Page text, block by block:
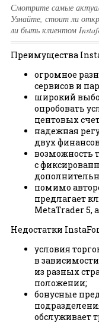
Смотрите самые
Узнайте, стоит ли
ли быть клиентом
Преимущества
огромное
сервисов и
широкий
опробовать
центовых
надежная
двух
возможность
с
помимо
предлагает
MetaTrader 5,
Недостатки
условия
в
из разных
положении;
бонусные
обслуживает